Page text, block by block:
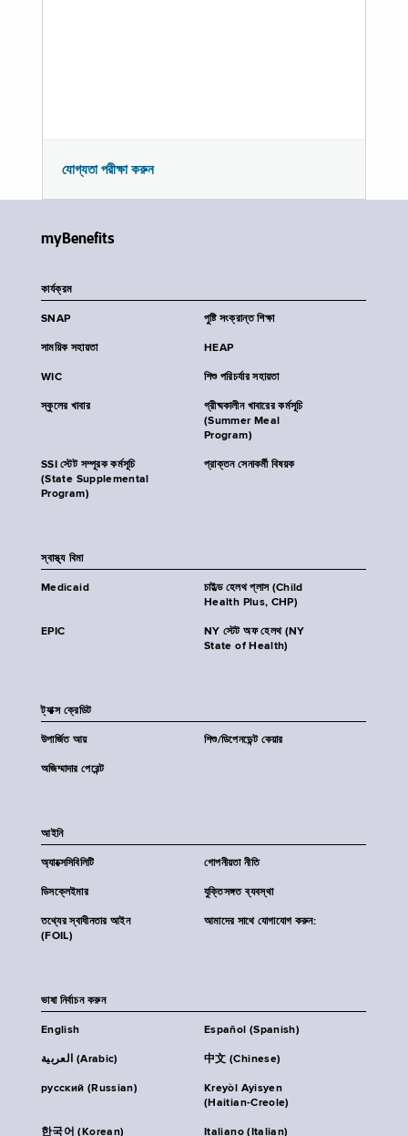
যোগ্যতা পরীক্ষা করুন
myBenefits
কার্যক্রম
SNAP পুষ্টি সংক্রান্ত শিক্ষা
সাময়িক সহায়তা HEAP
WIC শিশু পরিচর্যার সহায়তা
স্কুলের খাবার
গ্রীষ্মকালীন খাবারের কর্মসূচি
(Summer Meal
Program)
SSI স্টেট সম্পূরক কর্মসূচি
(State Supplemental
Program)
প্রাক্তন সেনাকর্মী বিষয়ক
স্বাস্থ্য বিমা
Medicaid
চাইল্ড হেলথ প্লাস (Child
Health Plus, CHP)
EPIC
NY স্টেট অফ হেলথ (NY
State of Health)
ট্যাক্স ক্রেডিট
উপার্জিত আয় শিশু/ডিপেনডেন্ট কেয়ার
অজিম্মাদার পেরেন্ট
আইনি
অ্যাক্সেসিবিলিটি গোপনীয়তা নীতি
ডিসক্লেইমার যুক্তিসঙ্গত ব্যবস্থা
তথ্যের স্বাধীনতার আইন
(FOIL)
আমাদের সাথে যোগাযোগ করুন:
ভাষা নির্বাচন করুন
English Español (Spanish)
العربية (Arabic) 中文 (Chinese)
русский (Russian)
Kreyòl Ayisyen
(Haitian-Creole)
한국어 (Korean) Italiano (Italian)